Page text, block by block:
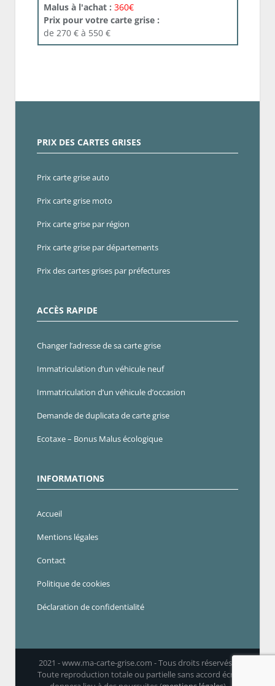
Malus à l'achat : 360€
Prix pour votre carte grise :
de 270 € à 550 €
PRIX DES CARTES GRISES
Prix carte grise auto
Prix carte grise moto
Prix carte grise par région
Prix carte grise par départements
Prix des cartes grises par préfectures
ACCÈS RAPIDE
Changer l’adresse de sa carte grise
Immatriculation d’un véhicule neuf
Immatriculation d’un véhicule d’occasion
Demande de duplicata de carte grise
Ecotaxe – Bonus Malus écologique
INFORMATIONS
Accueil
Mentions légales
Contact
Politique de cookies
Déclaration de confidentialité
2021 - www.ma-carte-grise.com - Tous droits réservés -
Toute reproduction totale ou partielle sans accord écrit